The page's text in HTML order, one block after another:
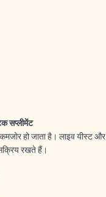
सप्लीमेंट
हो जाता है। लाइव यीस्ट
रखते हैं।